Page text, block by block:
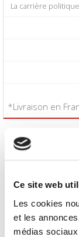
Ce site web
Les cookies
et les
médias
La carrière
*Livraison en